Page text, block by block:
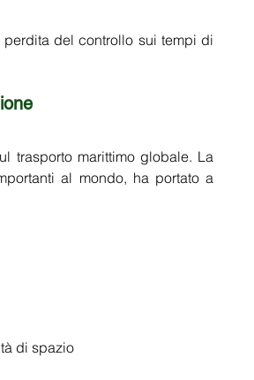
del controllo sui tempi di
trasporto marittimo globale. La
al mondo, ha portato a
di spazio